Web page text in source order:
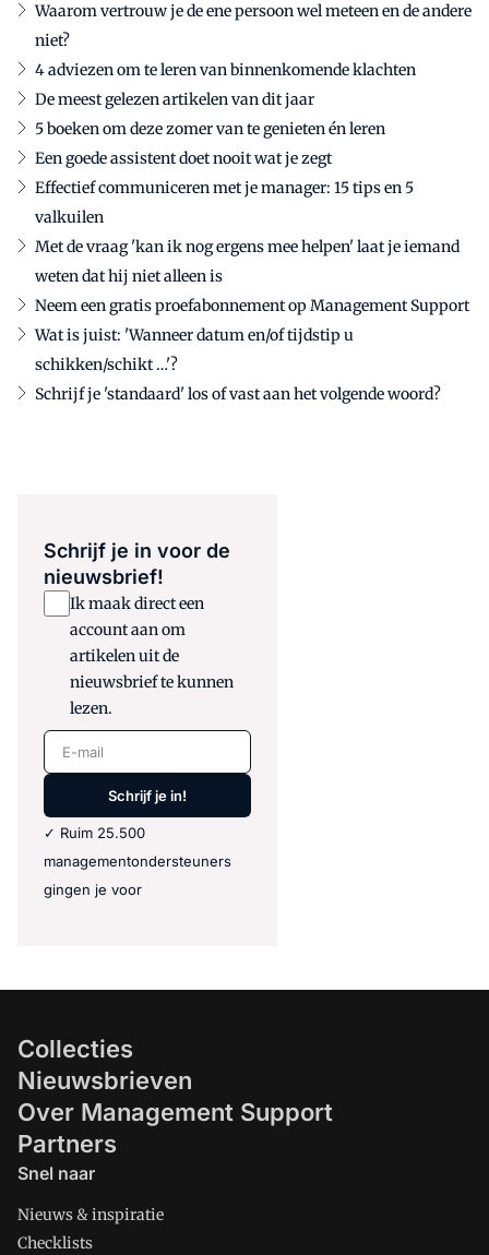
Waarom vertrouw je de ene persoon wel meteen en de andere
niet?
4 adviezen om te leren van binnenkomende klachten
De meest gelezen artikelen van dit jaar
5 boeken om deze zomer van te genieten én leren
Een goede assistent doet nooit wat je zegt
Effectief communiceren met je manager: 15 tips en 5
valkuilen
Met de vraag 'kan ik nog ergens mee helpen' laat je iemand
weten dat hij niet alleen is
Neem een gratis proefabonnement op Management Support
Wat is juist: 'Wanneer datum en/of tijdstip u
schikken/schikt …'?
Schrijf je 'standaard' los of vast aan het volgende woord?
Schrijf je in voor de
nieuwsbrief!
Ik maak direct een
account aan om
artikelen uit de
nieuwsbrief te kunnen
lezen.
E-mail
Schrijf je in!
✓ Ruim 25.500
managementondersteuners
gingen je voor
Collecties
Nieuwsbrieven
Over Management Support
Partners
Snel naar
Nieuws & inspiratie
Checklists